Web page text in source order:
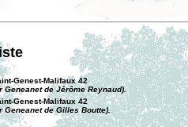
Genest-Malifaux 42
de Jérôme Reynaud).
Genest-Malifaux 42
de Gilles Boutte).